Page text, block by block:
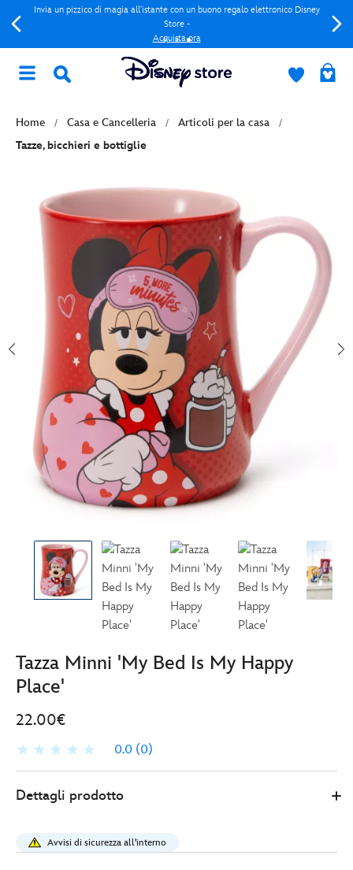
Invia un pizzico di magia all'istante con un buono regalo elettronico Disney
Store -
Acquista ora
Home Casa e Cancelleria
Articoli per la casa
Tazze, bicchieri e bottiglie
Tazza Minni 'My Bed Is My Happy
Place'
22.00€
0.0 (0)
Store
22.00
minni-
Dettagli prodotto
Avvisi di sicurezza all'interno